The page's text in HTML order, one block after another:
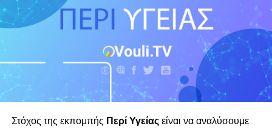
Στόχος της εκπομπής Περί Υγείαςείναι να αναλύσουμε